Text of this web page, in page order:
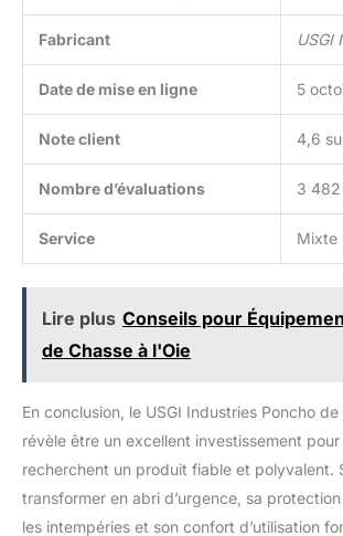
Fabricant USGI
Date de mise en ligne 5
Note client 4,6
Nombre d’évaluations 3 482
Service Mixte
Lire plus Conseils pour
de Chasse à l'Oie
En conclusion, le USGI Industries Poncho
révèle être un excellent investissement
recherchent un produit fiable et polyvalent.
transformer en abri d’urgence, sa
les intempéries et son confort d’utilisation